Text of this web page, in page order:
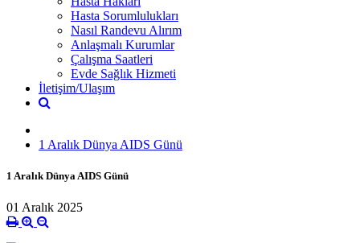
Hasta Sorumlulukları
Nasıl Randevu Alırım
Anlaşmalı Kurumlar
Çalışma Saatleri
Evde Sağlık Hizmeti
İletişim/Ulaşım
1 Aralık Dünya AIDS Günü
1 Aralık Dünya AIDS Günü
01 Aralık 2025